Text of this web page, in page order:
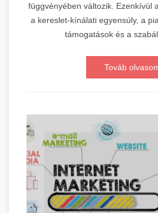
függvényében változik. Ezenkívül
a kereslet-kínálati egyensúly, a
támogatások és a
Továb